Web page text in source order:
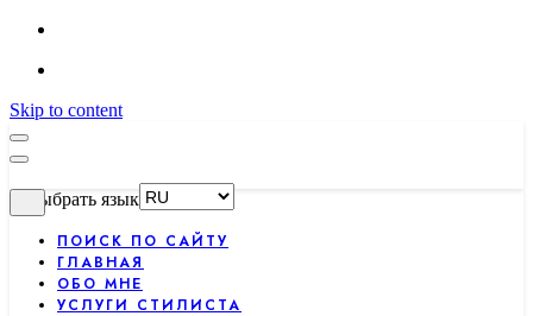
Skip to content
Выбрать язык
ПОИСК ПО САЙТУ
ГЛАВНАЯ
ОБО МНЕ
УСЛУГИ СТИЛИСТА